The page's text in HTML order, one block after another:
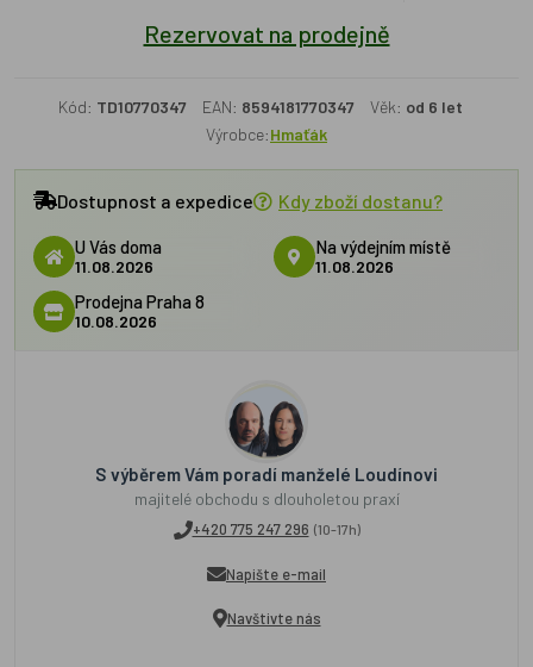
Rezervovat na prodejně
Kód: TD10770347 EAN: 8594181770347 Věk: od 6 let
Výrobce:Hmaťák
Dostupnost a expedice Kdy zboží dostanu?
U Vás doma
11.08.2026
Na výdejním místě
11.08.2026
Prodejna Praha 8
10.08.2026
S výběrem Vám poradí manželé Loudínovi
majitelé obchodu s dlouholetou praxí
+420 775 247 296 (10-17h)
Napište e-mail
Navštivte nás